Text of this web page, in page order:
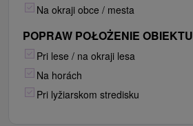
Na okraji obce / mesta
POPRAW POŁOŻENIE OBIEKTU
Pri lese / na okraji lesa
Na horách
Pri lyžiarskom stredisku